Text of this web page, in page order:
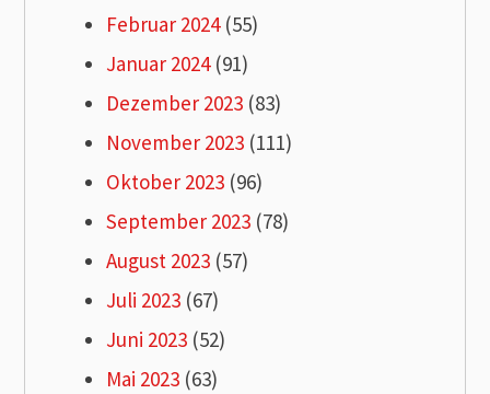
Februar 2024(55)
Januar 2024(91)
Dezember 2023 (83)
November 2023 (111)
Oktober 2023 (96)
September 2023 (78)
August 2023 (57)
Juli 2023 (67)
Juni 2023 (52)
Mai 2023 (63)